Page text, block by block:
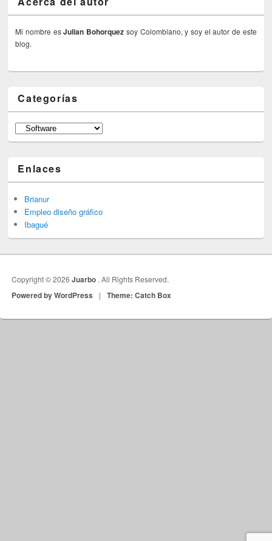
Mi nombre esJulian Bohorquez soy Colombiano, y soy el autor de este
blog.
Categorías
Categorías
Enlaces
Brianur
Empleo diseño gráfico
Ibagué
Copyright © 2026Juarbo . All Rights Reserved.
Powered by WordPress | Theme: Catch Box